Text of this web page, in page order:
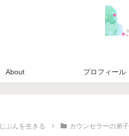
About プロフィール
じぶんを生きる カウンセラーの弟子